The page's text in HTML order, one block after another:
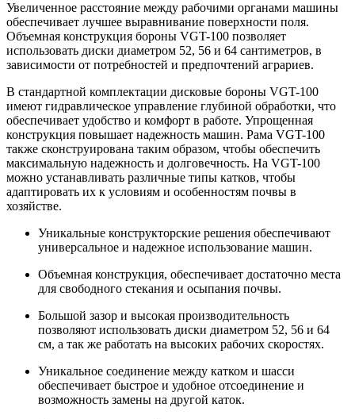
Увеличенное расстояние между рабочими органами машины
обеспечивает лучшее выравнивание поверхности поля.
Объемная конструкция бороны VGT-100 позволяет
использовать диски диаметром 52, 56 и 64 сантиметров, в
зависимости от потребностей и предпочтений аграриев.
В стандартной комплектации дисковые бороны VGT-100
имеют гидравлическое управление глубиной обработки, что
обеспечивает удобство и комфорт в работе. Упрощенная
конструкция повышает надежность машин. Рама VGT-100
также сконструирована таким образом, чтобы обеспечить
максимальную надежность и долговечность. На VGT-100
можно устанавливать различные типы катков, чтобы
адаптировать их к условиям и особенностям почвы в
хозяйстве.
Уникальные конструкторские решения обеспечивают
универсальное и надежное использование машин.
Объемная конструкция, обеспечивает достаточно места
для свободного стекания и осыпания почвы.
Большой зазор и высокая производительность
позволяют использовать диски диаметром 52, 56 и 64
см, а так же работать на высоких рабочих скоростях.
Уникальное соединение между катком и шасси
обеспечивает быстрое и удобное отсоединение и
возможность замены на другой каток.